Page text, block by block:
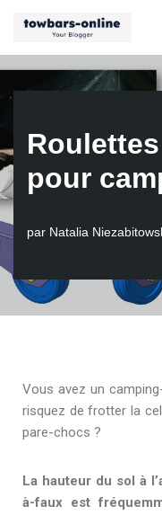
au
contenu
pour
par Natalia
Vous avez un
risquez de frotter la
pare-chocs ?
La hauteur du sol à
à-faux est